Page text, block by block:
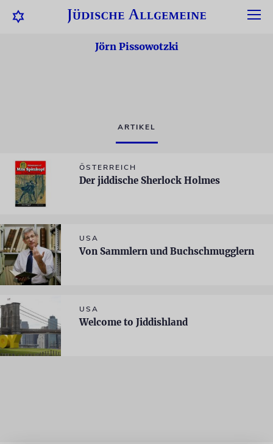
Jörn Pissowotzki
ARTIKEL
ÖSTERREICH
Der jiddische Sherlock Holmes
USA
Von Sammlern und Buchschmugglern
USA
Welcome to Jiddishland